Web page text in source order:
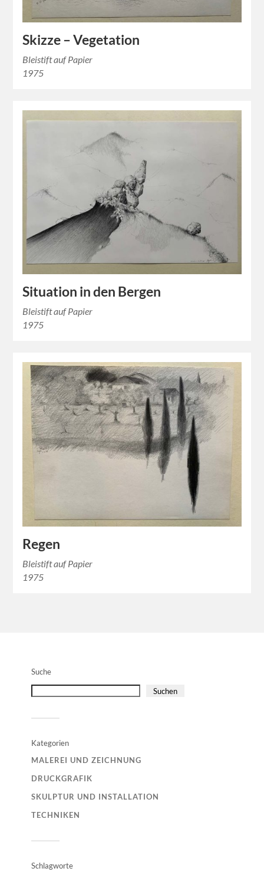
Skizze – Vegetation
Bleistift auf Papier
1975
Situation in den Bergen
Bleistift auf Papier
1975
Regen
Bleistift auf Papier
1975
Suche
Suchen
Kategorien
MALEREI UND ZEICHNUNG
DRUCKGRAFIK
SKULPTUR UND INSTALLATION
TECHNIKEN
Schlagworte